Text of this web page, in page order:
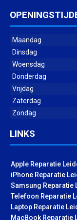
Maandag
Dinsdag
Woensdag
Donderdag
Vrijdag
Zaterdag
Zondag
LINKS
Apple Reparatie
iPhone Reparatie
Samsung Reparatie
Telefoon Reparatie
Laptop Reparatie
MacBook Reparatie